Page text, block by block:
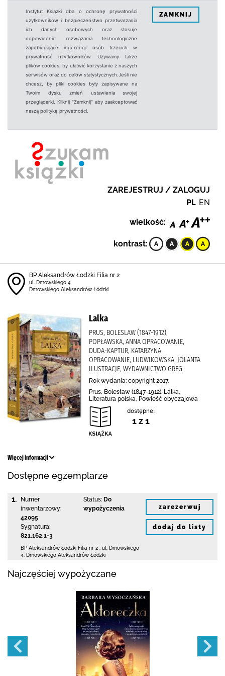
Instytut Książki dba o ochronę prywatności
użytkowników i bezpieczeństwo przetwarzania
ich danych osobowych oraz stosuje
odpowiednie rozwiązania technologiczne
zapobiegające ingerencji osób trzecich w
prywatność użytkowników. Używamy także
plików cookies, by ułatwić korzystanie z naszych
serwisów oraz do celów statystycznych.Jeśli nie
chcesz, by pliki cookies były zapisywane na
Twoim dysku zmień ustawienia swojej
przeglądarki. Kliknij "Zamknij" aby zaakceptować
naszą politykę prywatności.
ZAMKNIJ
ZAREJESTRUJ / ZALOGUJ
PL EN
wielkość:
kontrast:
BP Aleksandrów Łodzki Filia nr 2
ul. Dmowskiego 4
Dmowskiego Aleksandrów Łódzki
Lalka
PRUS, BOLESLAW (1847-1912),
POPŁAWSKA, ANNA OPRACOWANIE,
DUDA-KAPTUR, KATARZYNA
OPRACOWANIE, LUDWIKOWSKA, JOLANTA
ILUSTRACJE, WYDAWNICTWO GREG
Rok wydania: copyright 2017.
Prus, Bolesław (1847-1912). Lalka,
Literatura polska, Powieść obyczajowa
dostępne:
1 z 1
Więcej informacji
Dostępne egzemplarze
1.
Numer
inwentarzowy:
42095
Sygnatura:
821.162.1-3
Status: Do
wypożyczenia
BP Aleksandrów Łodzki Filia nr 2
ul. Dmowskiego
4 Dmowskiego Aleksandrów Łódzki
zarezerwuj
dodaj do listy
Najczęściej wypożyczane